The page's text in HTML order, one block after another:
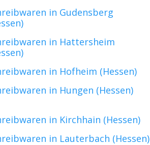
in Gudensberg
in Hattersheim
in Hofheim (Hessen)
in Hungen (Hessen)
in Kirchhain (Hessen)
in Lauterbach (Hessen)